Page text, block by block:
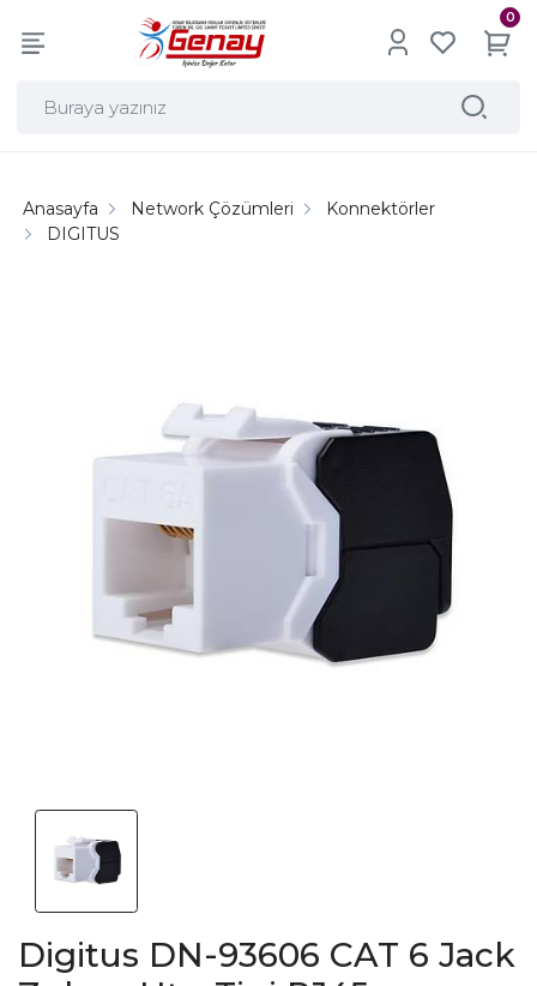
0
Anasayfa Network Çözümleri
Konnektörler
DIGITUS
Digitus DN-93606 CAT 6 Jack